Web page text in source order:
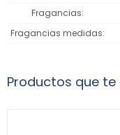
Fragancias
Fragancias medidas
Productos que